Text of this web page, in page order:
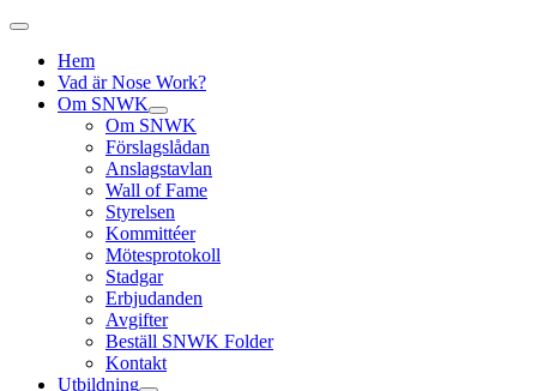
Hem
Vad är Nose Work?
Om SNWK
Om SNWK
Förslagslådan
Anslagstavlan
Wall of Fame
Styrelsen
Kommittéer
Mötesprotokoll
Stadgar
Erbjudanden
Avgifter
Beställ SNWK Folder
Kontakt
Utbildning